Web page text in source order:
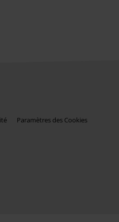
Paramètres des Cookies